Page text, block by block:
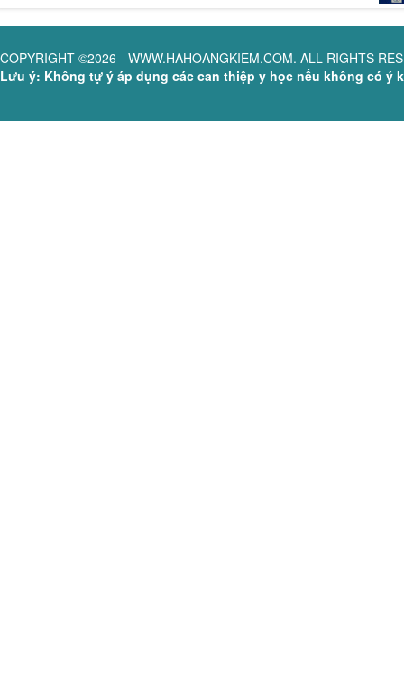
COPYRIGHT ©2026 - WWW.HAHOANGKIEM.COM. ALL RIGHTS
Lưu ý: Không tự ý áp dụng các can thiệp y học nếu không có ý